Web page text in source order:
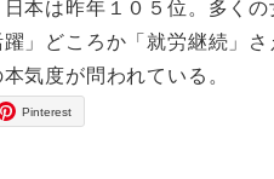
本は昨年１０５位。多く
」どころか「就労継続」
気度が問われている。
Pinterest